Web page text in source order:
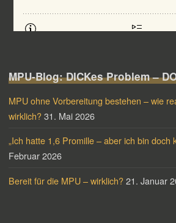
MPU-Blog: DICKes Problem –
MPU ohne Vorbereitung bestehen – wie
wirklich? 31. Mai 2026
„Ich hatte 1,6 Promille – aber ich bin doch
Februar 2026
Bereit für die MPU – wirklich? 21. Januar